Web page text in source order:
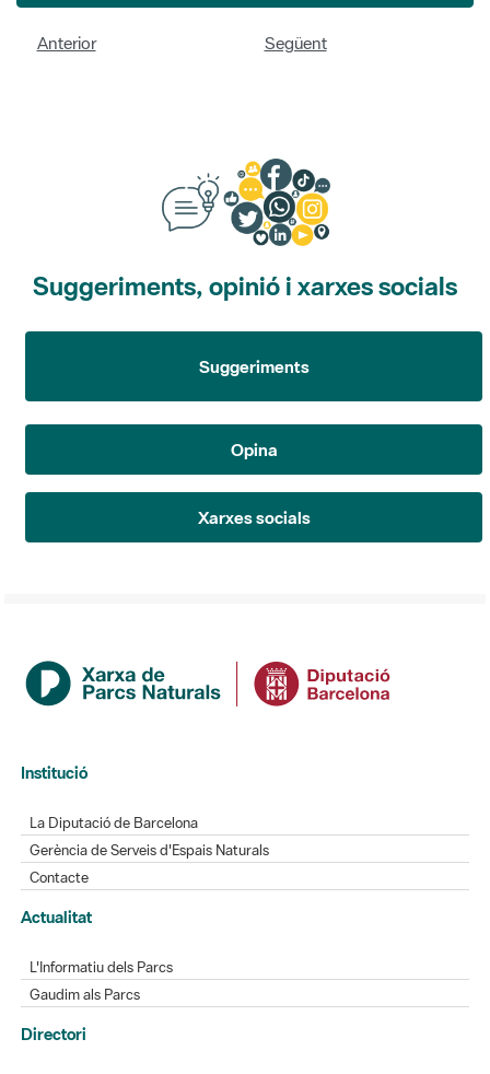
Anterior Següent
Suggeriments, opinió i xarxes socials
Suggeriments
Opina
Xarxes socials
Institució
La Diputació de Barcelona
Gerència de Serveis d'Espais Naturals
Contacte
Actualitat
L'Informatiu dels Parcs
Gaudim als Parcs
Directori